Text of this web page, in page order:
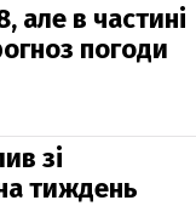
але в частині
погоди
зі
тиждень